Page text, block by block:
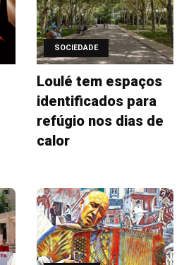
SOCIEDADE
Loulé tem espaços
identificados para
refúgio nos dias de
calor